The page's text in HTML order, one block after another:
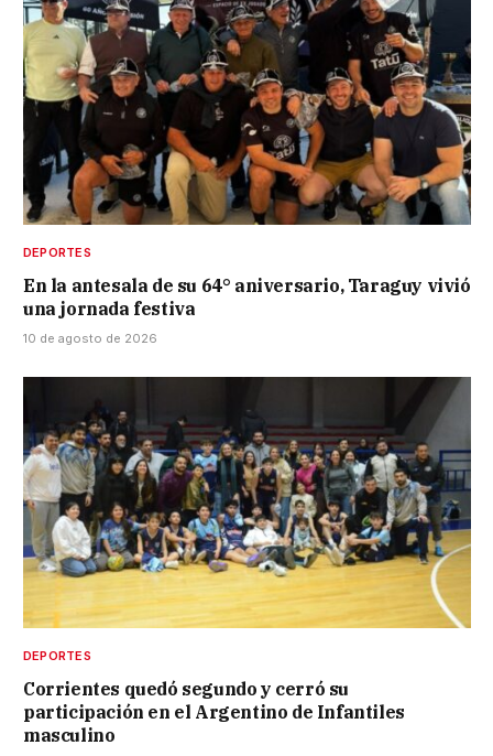
DEPORTES
En la antesala de su 64° aniversario, Taraguy vivió
una jornada festiva
10 de agosto de 2026
DEPORTES
Corrientes quedó segundo y cerró su
participación en el Argentino de Infantiles
masculino